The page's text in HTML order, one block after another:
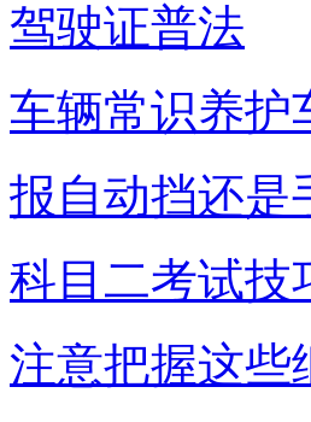
驾驶证普法
车辆常识养护
报自动挡还是
科目二考试技
注意把握这些